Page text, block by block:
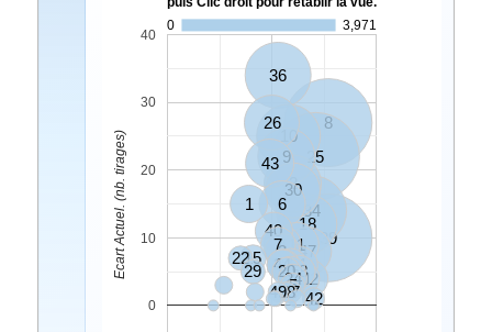
0
3,971
8
25
39
34
36
10
18
2
9
26
30
43
47
6
11
1
4
12
31
40
3
7
14
21
48
35
37
4445
20
24
15
5
22
29
17 42
28
49
0
10
20
30
40
Ecart Actuel. (nb. tirages)